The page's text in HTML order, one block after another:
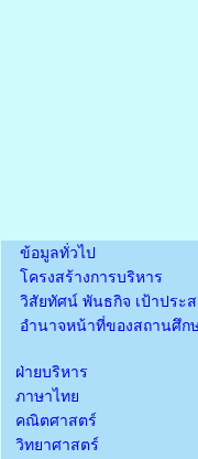
ข้อมูลทั่วไป
โครงสร้างการบริหาร
วิสัยทัศน์ พันธกิจ เป้าประ
อำนาจหน้าที่ของสถานศึก
ฝ่ายบริหาร
ภาษาไทย
คณิตศาสตร์
วิทยาศาสตร์